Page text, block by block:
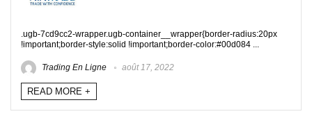
.ugb-7cd9cc2-wrapper.ugb-container__wrapper{border-radius:20px
!important;border-style:solid !important;border-color:#00d084 ...
Trading En Ligne août 17, 2022
READ MORE +